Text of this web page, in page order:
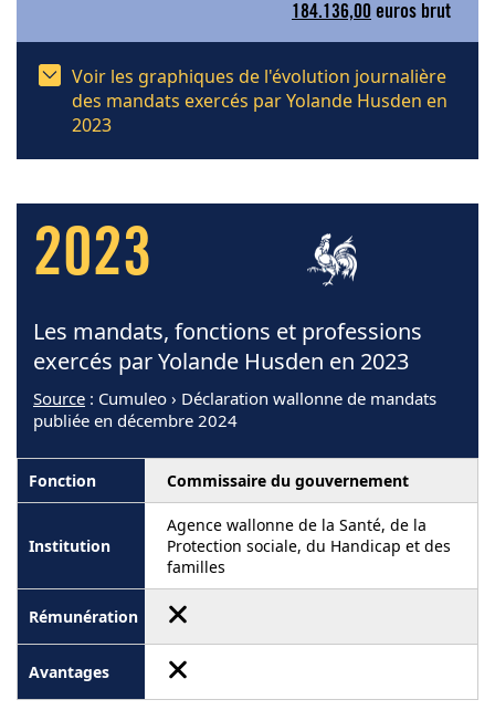
184.136,00 euros brut
Voir les graphiques de l'évolution journalière
des mandats exercés par Yolande Husden en
2023
2023
Les mandats, fonctions et professions
exercés par Yolande Husden en 2023
Source : Cumuleo › Déclaration wallonne de mandats
publiée en décembre 2024
Commissaire du gouvernement
Agence wallonne de la Santé, de la
Protection sociale, du Handicap et des
familles